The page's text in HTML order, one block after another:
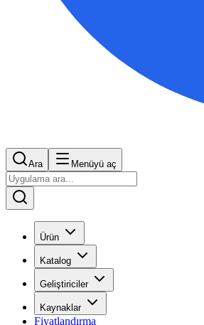
Ara Menüyü aç
Ürün
Katalog
Geliştiriciler
Kaynaklar
Fiyatlandırma